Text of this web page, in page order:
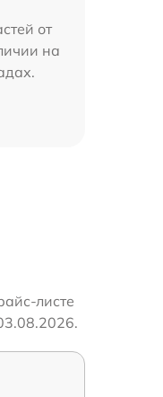
от
на
листе